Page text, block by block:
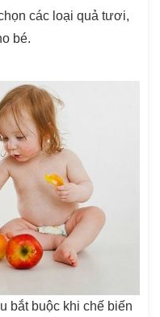
các loại quả tươi,
bé.
bắt buộc khi chế biến